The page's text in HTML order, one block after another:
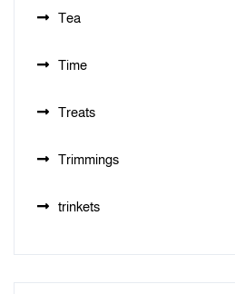
Tea
Time
Treats
Trimmings
trinkets